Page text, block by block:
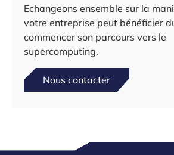
Echangeons ensemble sur la
votre entreprise peut bénéficier
commencer son parcours vers le
supercomputing.
Nous contacter